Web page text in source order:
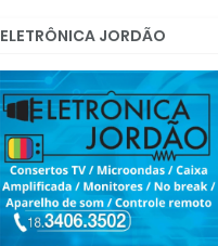
ELETRÔNICA JORDÃO